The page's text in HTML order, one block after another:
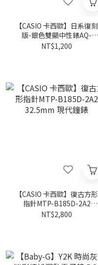
【CASIO 卡西歐】日系復刻
版-銀色雙顯中性錶AQ-
230A-4A 29.8mm 現代鐘錶
NT$1,200
【CASIO 卡西歐】復古方形
指針MTP-B185D-2A2
32.5mm 現代鐘錶
NT$2,800